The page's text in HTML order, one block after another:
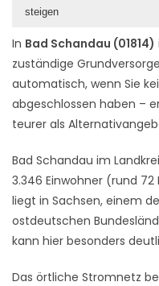
In Bad Schandau (01814)
zuständige
automatisch, wenn Sie
abgeschlossen haben –
teurer als
Bad Schandau im
3.346 Einwohner (rund 72
liegt in Sachsen, einem
ostdeutschen
kann hier besonders
Das örtliche Stromnetz
steigen